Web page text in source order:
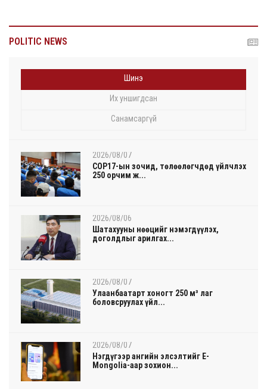
POLITIC NEWS
Шинэ
Их уншигдсан
Санамсаргүй
2026/08/07
COP17-ын зочид, төлөөлөгчдөд үйлчлэх
250 орчим ж...
2026/08/06
Шатахууны нөөцийг нэмэгдүүлэх,
доголдлыг арилгах...
2026/08/07
Улаанбаатарт хоногт 250 м³ лаг
боловсруулах үйл...
2026/08/07
Нэгдүгээр ангийн элсэлтийг E-
Mongolia-аар зохион...